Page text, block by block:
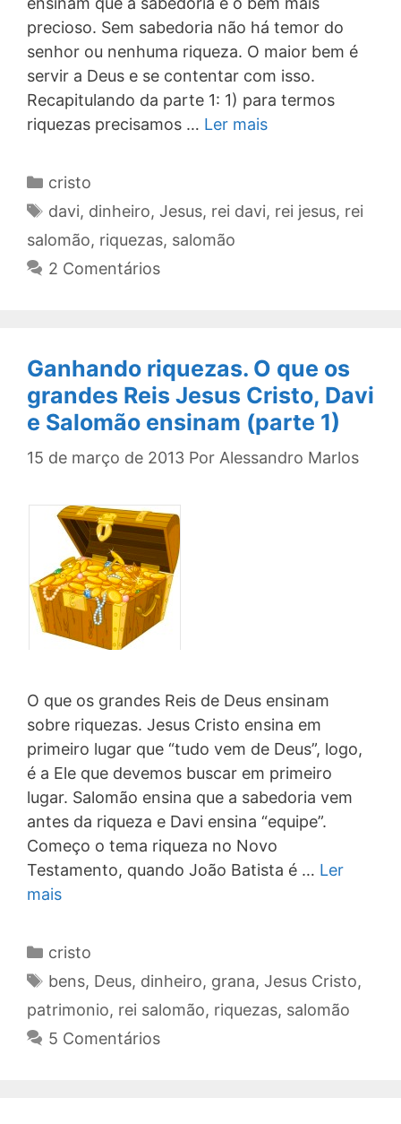
precioso. Sem sabedoria não há temor do
senhor ou nenhuma riqueza. O maior bem é
servir a Deus e se contentar com isso.
Recapitulando da parte 1: 1) para termos
riquezas precisamos … Ler mais
Categorias
cristo
Tags
davi, dinheiro, Jesus, rei davi, rei jesus, rei
salomão, riquezas, salomão
2 Comentários
Ganhando riquezas. O que os
grandes Reis Jesus Cristo, Davi
e Salomão ensinam (parte 1)
15 de março de 2013 Por Alessandro Marlos
O que os grandes Reis de Deus ensinam
sobre riquezas. Jesus Cristo ensina em
primeiro lugar que “tudo vem de Deus”, logo,
é a Ele que devemos buscar em primeiro
lugar. Salomão ensina que a sabedoria vem
antes da riqueza e Davi ensina “equipe”.
Começo o tema riqueza no Novo
Testamento, quando João Batista é … Ler
mais
Categorias
cristo
Tags
bens, Deus, dinheiro, grana, Jesus Cristo,
patrimonio, rei salomão, riquezas, salomão
5 Comentários